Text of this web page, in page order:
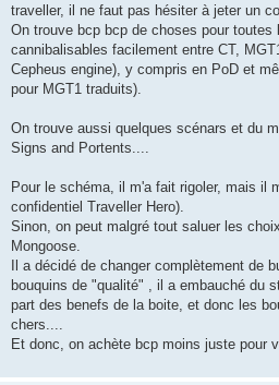
a
g
traveller, il ne faut pas hésiter à jeter un
On trouve bcp bcp de choses pour toutes
cannibalisables facilement entre CT,
Cepheus engine), y compris en PoD et
pour MGT1 traduits).
On trouve aussi quelques scénars et du
Signs and Portents....
Pour le schéma, il m'a fait rigoler, mais il
confidentiel Traveller Hero).
Sinon, on peut malgré tout saluer les
Mongoose.
Il a décidé de changer complètement de
bouquins de "qualité" , il a embauché du
part des benefs de la boite, et donc les
chers....
Et donc, on achète bcp moins juste pour